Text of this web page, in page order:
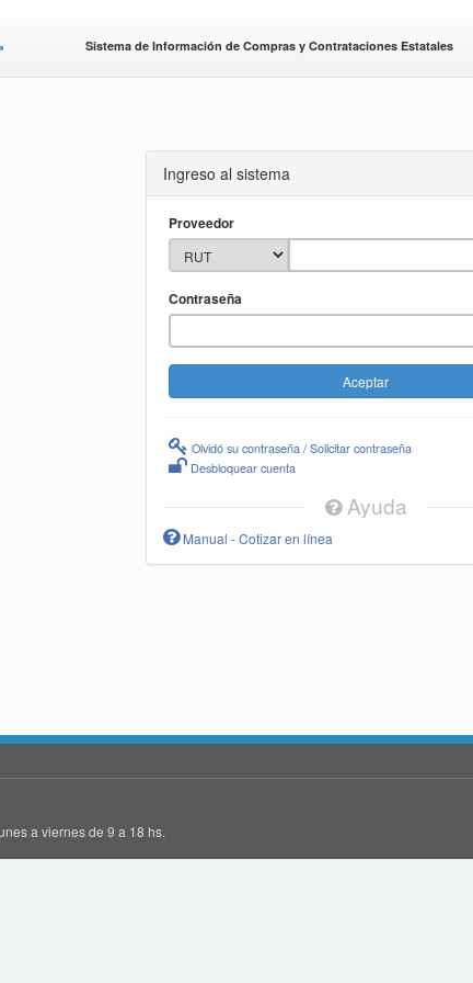
Sistema de Información de Compras y Contrataciones Estatales
Ingreso al sistema
Proveedor
Contraseña
Olvidó su contraseña / Solicitar contraseña
Desbloquear cuenta
Ayuda
Manual - Cotizar en línea
a viernes de 9 a 18 hs.